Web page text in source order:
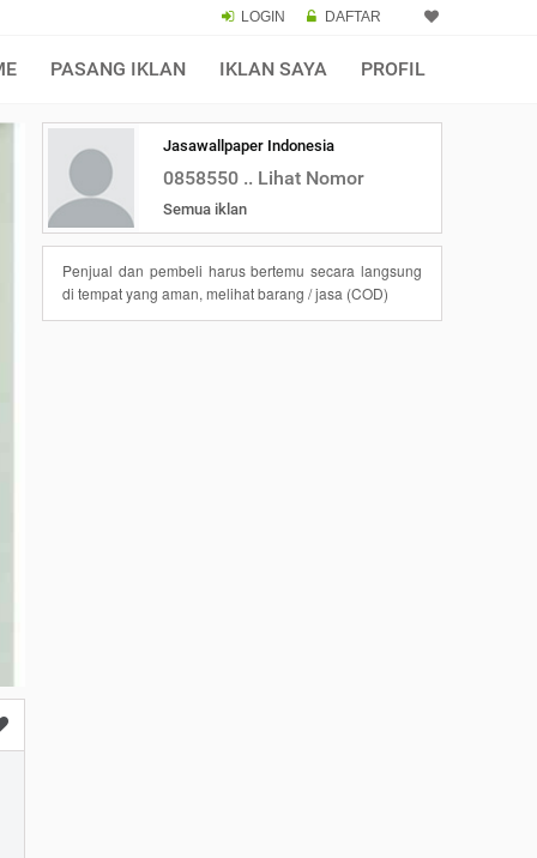
LOGIN DAFTAR
PASANG IKLAN IKLAN SAYA PROFIL
Jasawallpaper Indonesia
0858550 .. Lihat Nomor
Semua iklan
Penjual dan pembeli harus bertemu secara langsung
di tempat yang aman, melihat barang / jasa (COD)